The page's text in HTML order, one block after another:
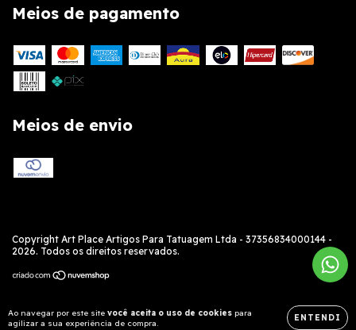
Ao navegar por este site você aceita o uso de cookies para
agilizar a sua experiência de compra.
ENTENDI
Meios de pagamento
Meios de envio
Copyright Art Place Artigos Para Tatuagem Ltda - 37356834000144 -
2026. Todos os direitos reservados.